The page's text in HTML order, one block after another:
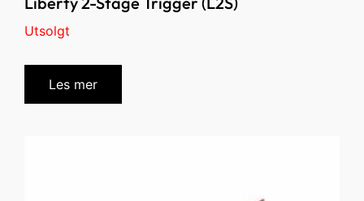
Utsolgt
Les mer